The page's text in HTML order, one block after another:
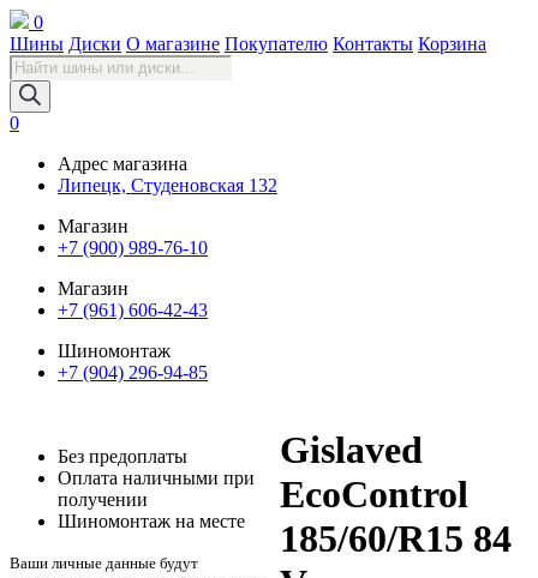
0
Шины Диски О магазине Покупателю Контакты Корзина
Поиск
товаров
0
Адрес магазина
Липецк, Студеновская 132
Магазин
+7 (900) 989-76-10
Магазин
+7 (961) 606-42-43
Шиномонтаж
+7 (904) 296-94-85
Gislaved
EcoControl
185/60/R15 84
Без предоплаты
Оплата наличными при
получении
Шиномонтаж на месте
Ваши личные данные будут